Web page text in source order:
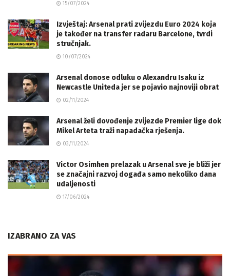
15/07/2024
Izvještaj: Arsenal prati zvijezdu Euro 2024 koja
je također na transfer radaru Barcelone, tvrdi
stručnjak.
10/07/2024
Arsenal donose odluku o Alexandru Isaku iz
Newcastle Uniteda jer se pojavio najnoviji obrat
02/11/2024
Arsenal želi dovođenje zvijezde Premier lige dok
Mikel Arteta traži napadačka rješenja.
03/11/2024
Victor Osimhen prelazak u Arsenal sve je bliži jer
se značajni razvoj događa samo nekoliko dana
udaljenosti
17/06/2024
IZABRANO ZA VAS